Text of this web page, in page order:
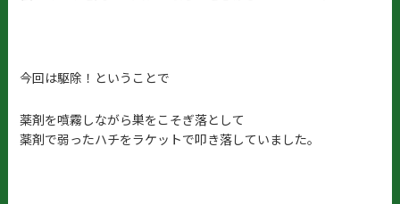
今回は駆除！ ということで
薬剤を噴霧しながら巣をこそぎ落として
薬剤で弱ったハチをラケットで叩き落していました。